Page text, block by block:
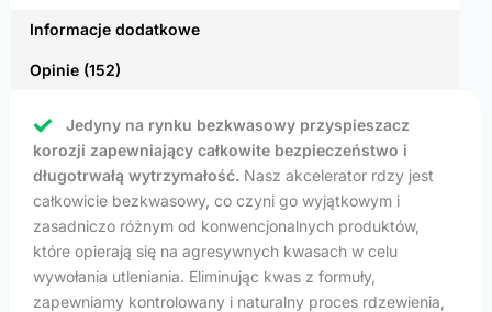
Informacje dodatkowe
Opinie (152)
Jedyny na rynku bezkwasowy przyspieszacz
korozji zapewniający całkowite bezpieczeństwo i
długotrwałą wytrzymałość. Nasz akcelerator rdzy jest
całkowicie bezkwasowy, co czyni go wyjątkowym i
zasadniczo różnym od konwencjonalnych produktów,
które opierają się na agresywnych kwasach w celu
wywołania utleniania. Eliminując kwas z formuły,
zapewniamy kontrolowany i naturalny proces rdzewienia,